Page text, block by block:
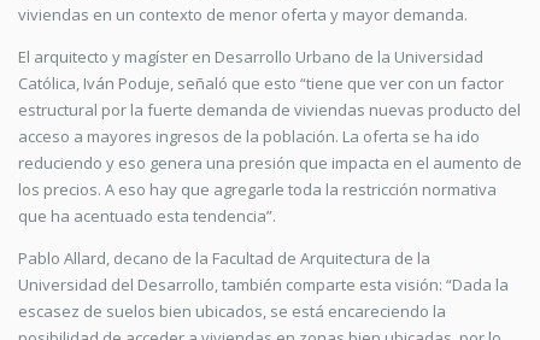
viviendas en un contexto de menor oferta y mayor demanda.
El arquitecto y magíster en Desarrollo Urbano de la Universidad
Católica, Iván Poduje, señaló que esto “tiene que ver con un factor
estructural por la fuerte demanda de viviendas nuevas producto del
acceso a mayores ingresos de la población. La oferta se ha ido
reduciendo y eso genera una presión que impacta en el aumento de
los precios. A eso hay que agregarle toda la restricción normativa
que ha acentuado esta tendencia”.
Pablo Allard, decano de la Facultad de Arquitectura de la
Universidad del Desarrollo, también comparte esta visión: “Dada la
escasez de suelos bien ubicados, se está encareciendo la